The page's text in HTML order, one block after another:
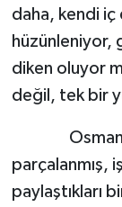
daha, kendi iç
hüzünleniyor,
diken oluyor
değil, tek bir
Osmanlı
parçalanmış,
paylaştıkları